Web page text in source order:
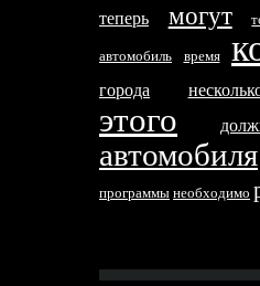
тeперь могут
автомобиль время
города
этого
автомобиля
программы необходимо